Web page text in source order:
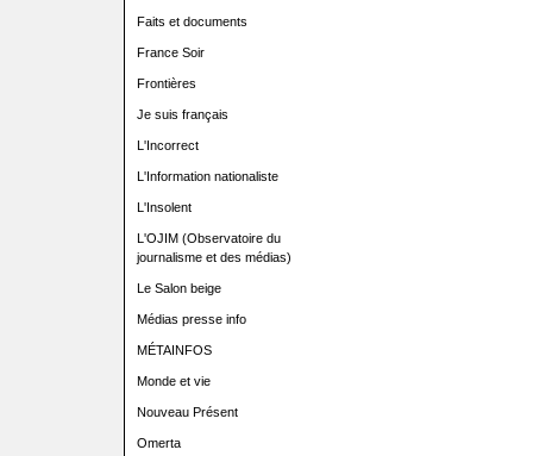
Faits et documents
France Soir
Frontières
Je suis français
L'Incorrect
L'Information nationaliste
L'Insolent
L'OJIM (Observatoire du
journalisme et des médias)
Le Salon beige
Médias presse info
MÉTAINFOS
Monde et vie
Nouveau Présent
Omerta